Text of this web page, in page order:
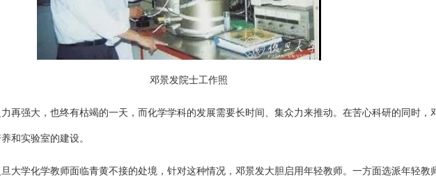
邓景发院士工作照
再强大，也终有枯竭的一天，而化学学科的发展需要长时间、集众力来推动。在苦心科研的同时，
和实验室的建设。
大学化学教师面临青黄不接的处境，针对这种情况，邓景发大胆启用年轻教师。一方面选派年轻教